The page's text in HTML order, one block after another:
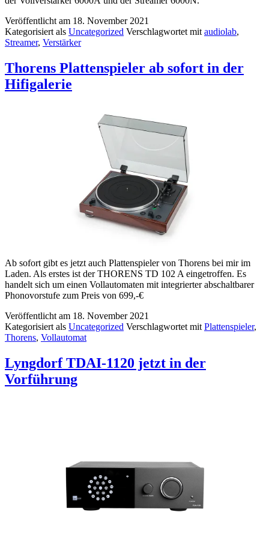
Veröffentlicht am 18. November 2021
Kategorisiert als Uncategorized Verschlagwortet mit audiolab,
Streamer, Verstärker
Thorens Plattenspieler ab sofort in der
Hifigalerie
Ab sofort gibt es jetzt auch Plattenspieler von Thorens bei mir im
Laden. Als erstes ist der THORENS TD 102 A eingetroffen. Es
handelt sich um einen Vollautomaten mit integrierter abschaltbarer
Phonovorstufe zum Preis von 699,-€
Veröffentlicht am 18. November 2021
Kategorisiert als Uncategorized Verschlagwortet mit Plattenspieler,
Thorens, Vollautomat
Lyngdorf TDAI-1120 jetzt in der
Vorführung